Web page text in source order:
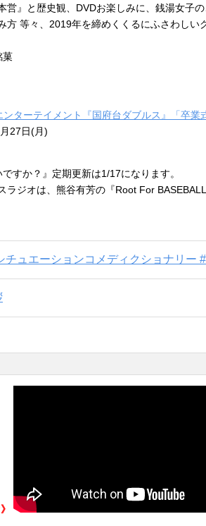
』と歴史観、DVDお楽しみに、銭湯女子
等々、2019年を締めくくるにふさわしい
菓
ターテイメント『国府台ダブルス』「卒業
27日(月)
すか？』定期更新は1/17になります。
ラジオは、熊谷有芳の『Root For
チュエーションコメディクショナリー